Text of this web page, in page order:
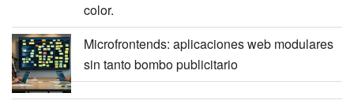
color.
Microfrontends: aplicaciones web modulares
sin tanto bombo publicitario